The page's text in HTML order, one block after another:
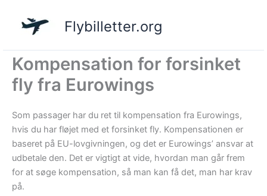
indholdet
Flybilletter.org
Kompensation for forsinket
fly fra Eurowings
Som passager har du ret til kompensation fra Eurowings,
hvis du har fløjet med et forsinket fly. Kompensationen er
baseret på EU-lovgivningen, og det er Eurowings’ ansvar at
udbetale den. Det er vigtigt at vide, hvordan man går frem
for at søge kompensation, så man kan få det, man har krav
på.